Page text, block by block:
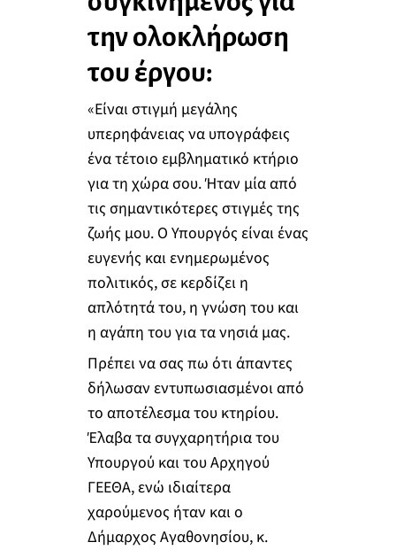
την ολοκλήρωση
του έργου:
«Είναι στιγμή μεγάλης
υπερηφάνειας να υπογράφεις
ένα τέτοιο εμβληματικό κτήριο
για τη χώρα σου. Ήταν μία από
τις σημαντικότερες στιγμές της
ζωής μου. Ο Υπουργός είναι ένας
ευγενής και ενημερωμένος
πολιτικός, σε κερδίζει η
απλότητά του, η γνώση του και
η αγάπη του για τα νησιά μας.
Πρέπει να σας πω ότι άπαντες
δήλωσαν εντυπωσιασμένοι από
το αποτέλεσμα του κτηρίου.
Έλαβα τα συγχαρητήρια του
Υπουργού και του Αρχηγού
ΓΕΕΘΑ, ενώ ιδιαίτερα
χαρούμενος ήταν και ο
Δήμαρχος Αγαθονησίου, κ.